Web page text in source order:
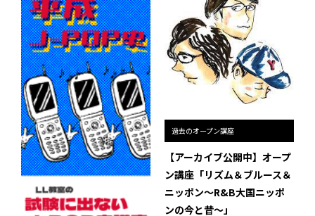
その他
イベントレポート
インタビュー
受講生・修了生の活動
展覧会アーカイブ
座談会
過去のオープン講座
【アーカイブ公開中】オープ
ン講座「リズム＆ブルース＆
ニッポン～R&B大国ニッポ
ンの今と昔～」